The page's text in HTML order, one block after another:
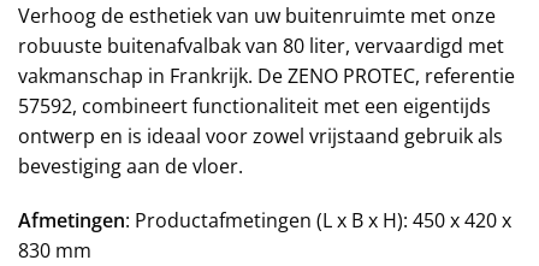
Verhoog de esthetiek van uw buitenruimte met onze
robuuste buitenafvalbak van 80 liter, vervaardigd met
vakmanschap in Frankrijk. De ZENO PROTEC, referentie
57592, combineert functionaliteit met een eigentijds
ontwerp en is ideaal voor zowel vrijstaand gebruik als
bevestiging aan de vloer.
Afmetingen: Productafmetingen (L x B x H): 450 x 420 x
830 mm